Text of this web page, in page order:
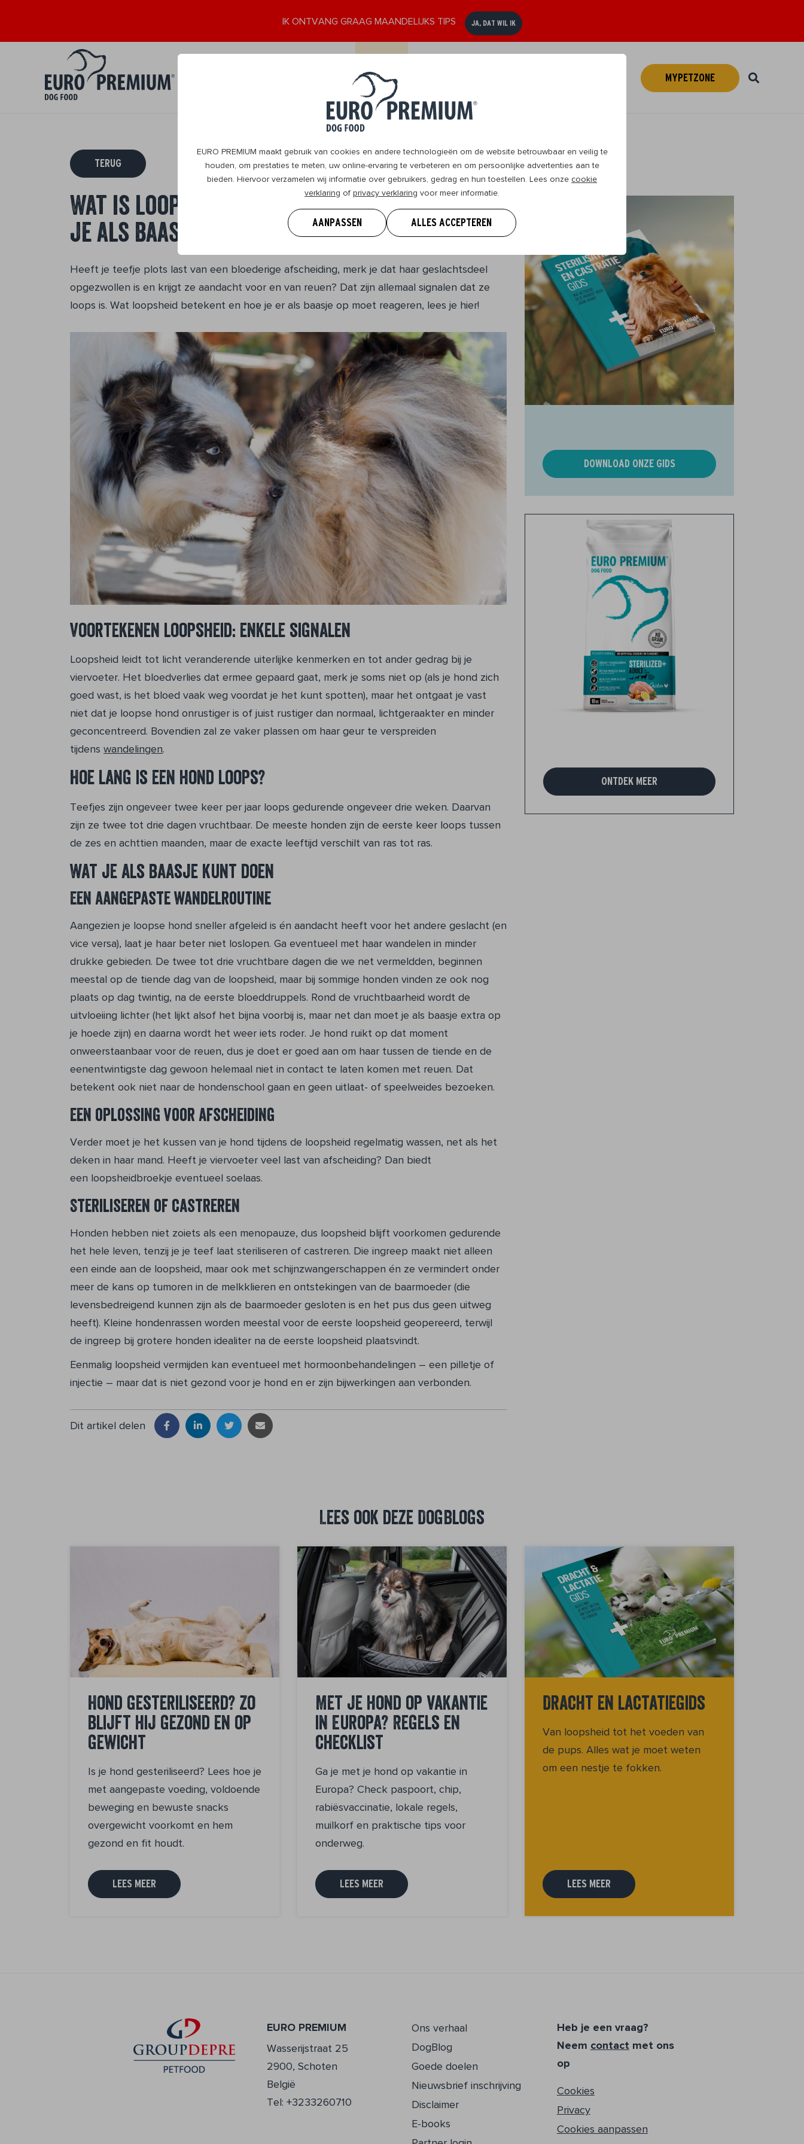
EURO PREMIUM maakt gebruik van cookies en andere technologieën om de website betrouwbaar en veilig te
houden, om prestaties te meten, uw online-ervaring te verbeteren en om persoonlijke advertenties aan te
bieden. Hiervoor verzamelen wij informatie over gebruikers, gedrag en hun toestellen. Lees onze cookie
verklaring of privacy verklaring voor meer informatie.
AANPASSEN ALLES ACCEPTEREN
IK ONTVANG GRAAG MAANDELIJKS TIPS JA, DAT WIL IK
DogBlog MYPETZONE
TERUG
Wat is loopsheid bij een hond en wat moet
je als baasje doen?
Heeft je teefje plots last van een bloederige afscheiding, merk je dat haar geslachtsdeel
opgezwollen is en krijgt ze aandacht voor en van reuen? Dat zijn allemaal signalen dat ze
loops is. Wat loopsheid betekent en hoe je er als baasje op moet reageren, lees je hier!
Voortekenen loopsheid: enkele signalen
Loopsheid leidt tot licht veranderende uiterlijke kenmerken en tot ander gedrag bij je
viervoeter. Het bloedverlies dat ermee gepaard gaat, merk je soms niet op (als je hond zich
goed wast, is het bloed vaak weg voordat je het kunt spotten), maar het ontgaat je vast
niet dat je loopse hond onrustiger is of juist rustiger dan normaal, lichtgeraakter en minder
geconcentreerd. Bovendien zal ze vaker plassen om haar geur te verspreiden
tijdens wandelingen.
Hoe lang is een hond loops?
Teefjes zijn ongeveer twee keer per jaar loops gedurende ongeveer drie weken. Daarvan
zijn ze twee tot drie dagen vruchtbaar. De meeste honden zijn de eerste keer loops tussen
de zes en achttien maanden, maar de exacte leeftijd verschilt van ras tot ras.
Wat je als baasje kunt doen
Een aangepaste wandelroutine
Aangezien je loopse hond sneller afgeleid is én aandacht heeft voor het andere geslacht (en
vice versa), laat je haar beter niet loslopen. Ga eventueel met haar wandelen in minder
drukke gebieden. De twee tot drie vruchtbare dagen die we net vermeldden, beginnen
meestal op de tiende dag van de loopsheid, maar bij sommige honden vinden ze ook nog
plaats op dag twintig, na de eerste bloeddruppels. Rond de vruchtbaarheid wordt de
uitvloeiing lichter (het lijkt alsof het bijna voorbij is, maar net dan moet je als baasje extra op
je hoede zijn) en daarna wordt het weer iets roder. Je hond ruikt op dat moment
onweerstaanbaar voor de reuen, dus je doet er goed aan om haar tussen de tiende en de
eenentwintigste dag gewoon helemaal niet in contact te laten komen met reuen. Dat
betekent ook niet naar de hondenschool gaan en geen uitlaat- of speelweides bezoeken.
Een oplossing voor afscheiding
Verder moet je het kussen van je hond tijdens de loopsheid regelmatig wassen, net als het
deken in haar mand. Heeft je viervoeter veel last van afscheiding? Dan biedt
een loopsheidbroekje eventueel soelaas.
Steriliseren of castreren
Honden hebben niet zoiets als een menopauze, dus loopsheid blijft voorkomen gedurende
het hele leven, tenzij je je teef laat steriliseren of castreren. Die ingreep maakt niet alleen
een einde aan de loopsheid, maar ook met schijnzwangerschappen én ze vermindert onder
meer de kans op tumoren in de melkklieren en ontstekingen van de baarmoeder (die
levensbedreigend kunnen zijn als de baarmoeder gesloten is en het pus dus geen uitweg
heeft). Kleine hondenrassen worden meestal voor de eerste loopsheid geopereerd, terwijl
de ingreep bij grotere honden idealiter na de eerste loopsheid plaatsvindt.
Eenmalig loopsheid vermijden kan eventueel met hormoonbehandelingen – een pilletje of
injectie – maar dat is niet gezond voor je hond en er zijn bijwerkingen aan verbonden.
Dit artikel delen
DOWNLOAD ONZE GIDS
ONTDEK MEER
Lees ook deze DogBlogs
Hond gesteriliseerd? Zo
blijft hij gezond en op
gewicht
Is je hond gesteriliseerd? Lees hoe je
met aangepaste voeding, voldoende
beweging en bewuste snacks
overgewicht voorkomt en hem
gezond en fit houdt.
LEES MEER
Met je hond op vakantie
in Europa? Regels en
checklist
Ga je met je hond op vakantie in
Europa? Check paspoort, chip,
rabiësvaccinatie, lokale regels,
muilkorf en praktische tips voor
onderweg.
LEES MEER
Dracht en lactatiegids
Van loopsheid tot het voeden van
de pups. Alles wat je moet weten
om een nestje te fokken.
LEES MEER
EURO PREMIUM
Wasserijstraat 25
2900, Schoten
België
Tel: +3233260710
Ons verhaal
DogBlog
Goede doelen
Nieuwsbrief inschrijving
Disclaimer
E-books
Heb je een vraag?
Neem contact met ons
op
Cookies
Privacy
Cookies aanpassen